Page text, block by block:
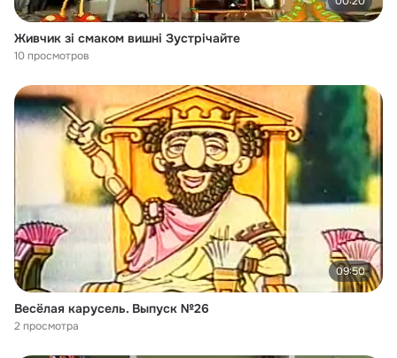
Живчик зі смаком вишні Зустрічайте
10 просмотров
09:50
Весёлая карусель. Выпуск №26
2 просмотра